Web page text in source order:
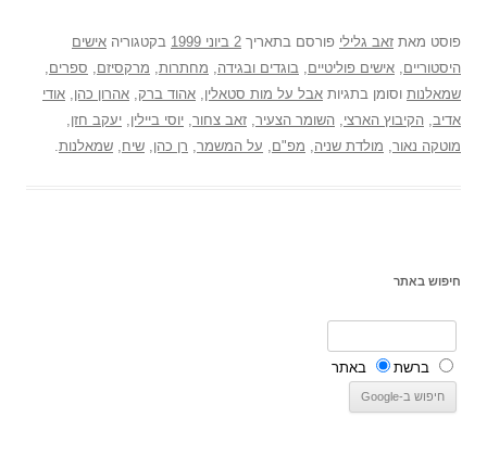
פוסט מאת זאב גלילי פורסם בתאריך 2 ביוני 1999 בקטגוריה אישים
היסטוריים, אישים פוליטיים, בוגדים ובגידה, מחתרות, מרקסיזם, ספרים,
שמאלנות וסומן בתגיות אבל על מות סטאלין, אהוד ברק, אהרון כהן, אודי
אדיב, הקיבוץ הארצי, השומר הצעיר, זאב צחור, יוסי ביילין, יעקב חזן,
מוטקה נאור, מולדת שניה, מפ"ם, על המשמר, רן כהן, שיח, שמאלנות.
חיפוש באתר
ברשת באתר